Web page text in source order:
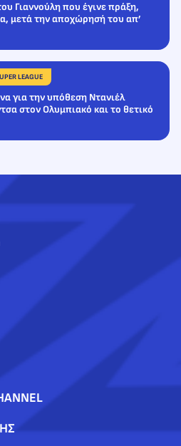
Γιαννούλη που έγινε πράξη,
μετά την αποχώρησή του απ’
LEAGUE
για την υπόθεση Ντανιέλ
στον Ολυμπιακό και το θετικό